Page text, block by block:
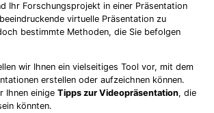
Ihr Forschungsprojekt in einer Präsentation
virtuelle Präsentation zu
bestimmte Methoden, die Sie befolgen
wir Ihnen ein vielseitiges Tool vor, mit dem
erstellen oder aufzeichnen können.
Ihnen einige Tipps zur Videopräsentation, die
könnten.